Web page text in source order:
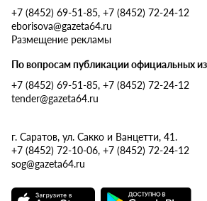
+7 (8452) 69-51-85, +7 (8452) 72-24-12
eborisova@gazeta64.ru
Размещение рекламы
По вопросам публикации официальных
+7 (8452) 69-51-85, +7 (8452) 72-24-12
tender@gazeta64.ru
г. Саратов, ул. Сакко и Ванцетти, 41.
+7 (8452) 72-10-06, +7 (8452) 72-24-12
sog@gazeta64.ru